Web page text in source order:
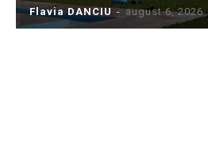
Flavia DANCIU - august 6, 2026